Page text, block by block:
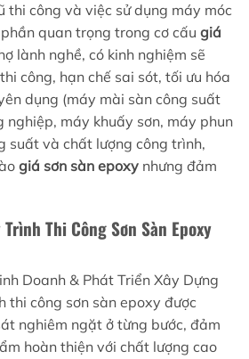
thi công và việc sử dụng máy móc
quan trọng trong cơ cấu giá
lành nghề, có kinh nghiệm sẽ
công, hạn chế sai sót, tối ưu hóa
dụng (máy mài sàn công suất
nghiệp, máy khuấy sơn, máy phun
suất và chất lượng công trình,
giá sơn sàn epoxy nhưng đảm
Thi Công Sơn Sàn Epoxy
Doanh & Phát Triển Xây Dựng
thi công sơn sàn epoxy được
nghiêm ngặt ở từng bước, đảm
hoàn thiện với chất lượng cao